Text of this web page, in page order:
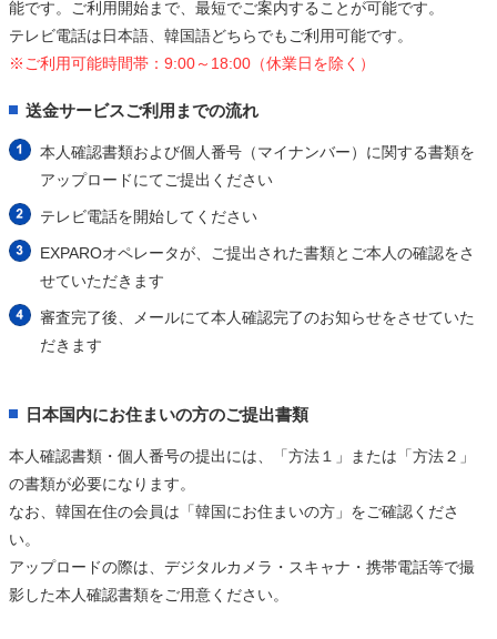
能です。ご利用開始まで、最短でご案内することが可能です。
テレビ電話は日本語、韓国語どちらでもご利用可能です。
※ご利用可能時間帯：9:00～18:00（休業日を除く）
送金サービスご利用までの流れ
本人確認書類および個人番号（マイナンバー）に関する書類を
アップロードにてご提出ください
テレビ電話を開始してください
EXPAROオペレータが、ご提出された書類とご本人の確認をさ
せていただきます
審査完了後、メールにて本人確認完了のお知らせをさせていた
だきます
日本国内にお住まいの方のご提出書類
本人確認書類・個人番号の提出には、「方法１」または「方法２」
の書類が必要になります。
なお、韓国在住の会員は「韓国にお住まいの方」をご確認くださ
い。
アップロードの際は、デジタルカメラ・スキャナ・携帯電話等で撮
影した本人確認書類をご用意ください。